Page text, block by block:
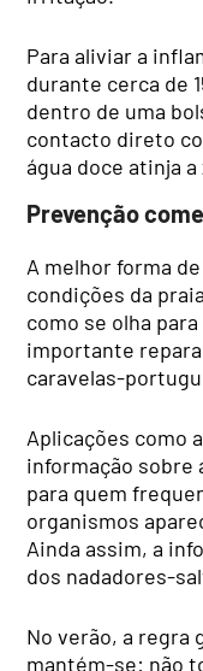
Para aliviar a
durante cerca de
dentro de uma
contacto direto
água doce atinja
Prevenção
A melhor forma
condições da
como se olha
importante
caravelas-
Aplicações como
informação
para quem
organismos
Ainda assim, a
dos nadadores-
No verão, a regra
mantém-se: não